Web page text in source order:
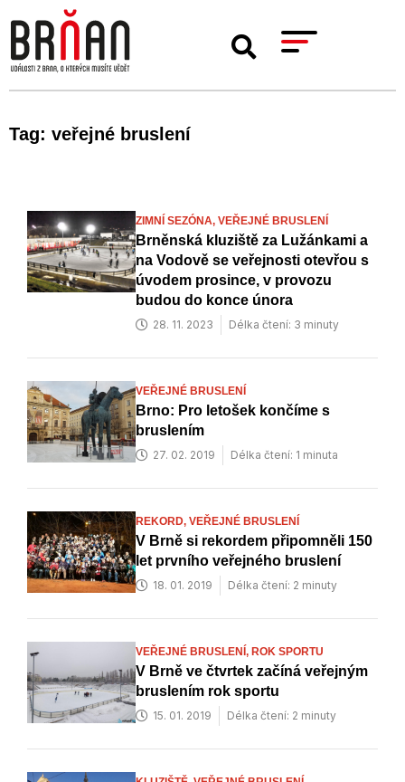
Tag: veřejné bruslení
ZIMNÍ SEZÓNA, VEŘEJNÉ BRUSLENÍ
Brněnská kluziště za Lužánkami a
na Vodově se veřejnosti otevřou s
úvodem prosince, v provozu
budou do konce února
28. 11. 2023 Délka čtení: 3 minuty
VEŘEJNÉ BRUSLENÍ
Brno: Pro letošek končíme s
bruslením
27. 02. 2019 Délka čtení: 1 minuta
REKORD, VEŘEJNÉ BRUSLENÍ
V Brně si rekordem připomněli 150
let prvního veřejného bruslení
18. 01. 2019 Délka čtení: 2 minuty
VEŘEJNÉ BRUSLENÍ, ROK SPORTU
V Brně ve čtvrtek začíná veřejným
bruslením rok sportu
15. 01. 2019 Délka čtení: 2 minuty